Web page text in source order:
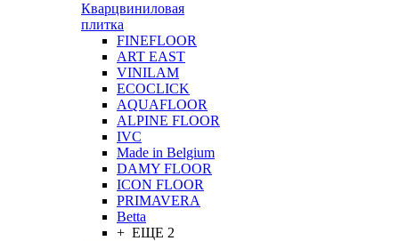
Кварцвиниловая
плитка
FINEFLOOR
ART EAST
VINILAM
ECOCLICK
AQUAFLOOR
ALPINE FLOOR
IVC
Made in Belgium
DAMY FLOOR
ICON FLOOR
PRIMAVERA
Betta
+ ЕЩЕ 2